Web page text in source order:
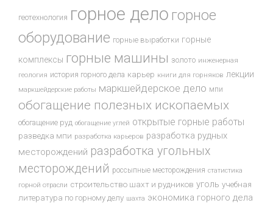
геотехнология горное дело горное
оборудование горные выработки горные
комплексы горные машины золото инженерная
геология история горного дела карьер книги для горняков лекции
маркшейдерские работы маркшейдерское дело мпи
обогащение полезных ископаемых
обогащение руд обогащение углей открытые горные работы
разведка мпи разработка карьеров разработка рудных
месторождений разработка угольных
месторождений россыпные месторождения статистика
горной отрасли строительство шахт и рудников уголь учебная
литература по горному делу шахта экономика горного дела